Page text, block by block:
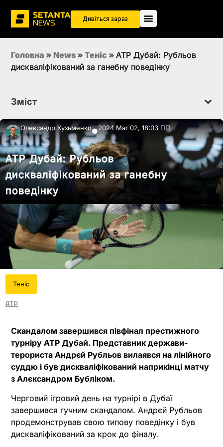
Дивіться зараз
Головна » News » Теніс » ATP Дубай: Рубльов
дискваліфікований за ганебну поведінку
Зміст
Олександр Кузьменко●2024 Mar 02, 18:03 ПП
ATP Дубай: Рубльов
дискваліфікований за ганебну
поведінку
Теніс
ATP
Скандалом завершився півфінал престижного
турніру ATP Дубай. Представник держави-
терориста Андрєй Рубльов вилаявся на лінійного
суддю і був дискваліфікований наприкінці матчу
з Алєксандром Бубліком.
Черговий ігровий день на турнірі в Дубаї
завершився гучним скандалом. Андрєй Рубльов
продемонстрував свою типову поведінку і був
дискваліфікований за крок до фіналу.